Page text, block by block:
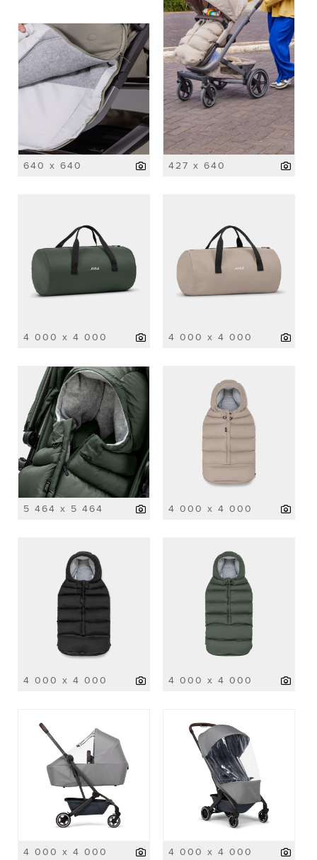
640 x 640 427 x 640
4 000 x 4 000 4 000 x 4 000
5 464 x 5 464 4 000 x 4 000
4 000 x 4 000 4 000 x 4 000
4 000 x 4 000 4 000 x 4 000